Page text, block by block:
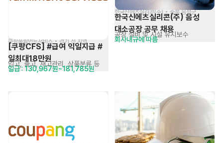
쿠팡풀필먼트서비스 • 경기 전 지역
[쿠팡CFS] #급여 익일지급 #
일최대18만원
입고, 출고, 재고관리, 상품분류 등
일급 : 130,967원~181,785원
한국신에츠실리콘(주) • 충북 음성군
한국신에츠실리콘(주) 음성
대소공장 공무 채용
공장 설비 및 시설 유지보수
회사내규에 따름